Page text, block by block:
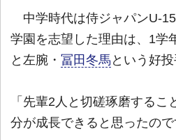
中学時代は侍ジャパンU-
学園を志望した理由は、1学
と左腕・ 冨田冬馬 という好
「先輩2人と切磋琢磨するこ
分が成長できると思ったので